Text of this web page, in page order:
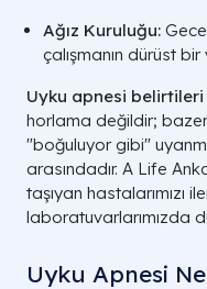
Ağız Kuruluğu:
çalışmanın dürüst
Uyku apnesi
horlama değildir;
"boğuluyor gibi"
arasındadır. A Life
taşıyan hastalarımızı
laboratuvarlarımızda
Uyku Apnesi